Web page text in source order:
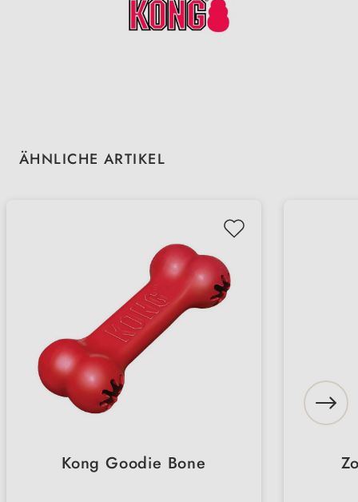
Produktgalerie überspringen
ÄHNLICHE ARTIKEL
Kong Goodie Bone